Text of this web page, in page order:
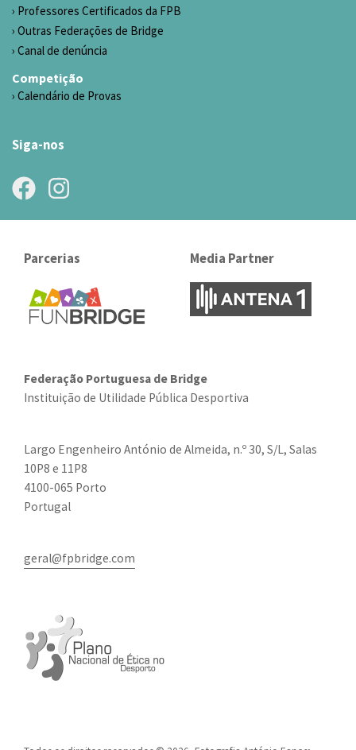
Professores Certificados da FPB
Outras Federações de Bridge
Canal de denúncia
Competição
Calendário de Provas
Siga-nos
Parcerias Media Partner
Federação Portuguesa de Bridge
Instituição de Utilidade Pública Desportiva
Largo Engenheiro António de Almeida, n.º 30, S/L, Salas
10P8 e 11P8
4100-065 Porto
Portugal
geral@fpbridge.com